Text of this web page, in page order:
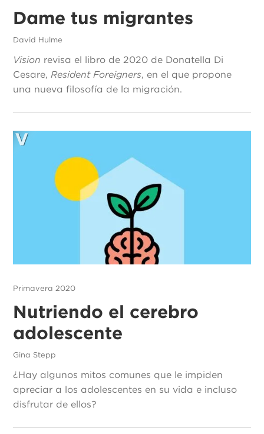
Dame tus migrantes
David Hulme
Vision revisa el libro de 2020 de Donatella Di
Cesare,Resident Foreigners, en el que propone
una nueva filosofía de la migración.
Primavera 2020
Nutriendo el cerebro
adolescente
Gina Stepp
¿Hay algunos mitos comunes que le impiden
apreciar a los adolescentes en su vida e incluso
disfrutar de ellos?